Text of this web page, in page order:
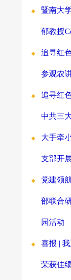
暨南大
郁教授
追寻红
参观农
追寻红
中共三
大手牵
支部开
党建领
部联合
园活动
喜报 |
荣获佳